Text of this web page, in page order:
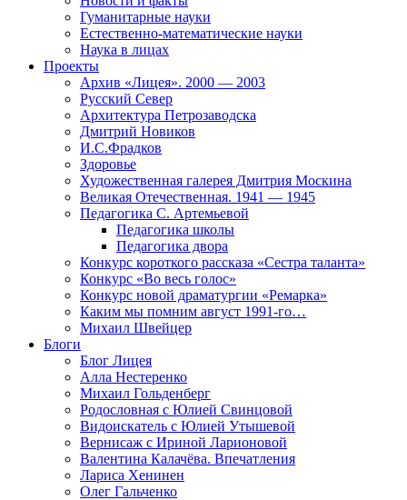
Гуманитарные науки
Естественно-математические науки
Наука в лицах
Проекты
Архив «Лицея». 2000 — 2003
Русский Север
Архитектура Петрозаводска
Дмитрий Новиков
И.С.Фрадков
Здоровье
Художественная галерея Дмитрия Москина
Великая Отечественная. 1941 — 1945
Педагогика С. Артемьевой
Педагогика школы
Педагогика двора
Конкурс короткого рассказа «Сестра таланта»
Конкурс «Во весь голос»
Конкурс новой драматургии «Ремарка»
Каким мы помним август 1991-го…
Михаил Швейцер
Блоги
Блог Лицея
Алла Нестеренко
Михаил Гольденберг
Родословная с Юлией Свинцовой
Видоискатель с Юлией Утышевой
Вернисаж с Ириной Ларионовой
Валентина Калачёва. Впечатления
Лариса Хенинен
Олег Гальченко